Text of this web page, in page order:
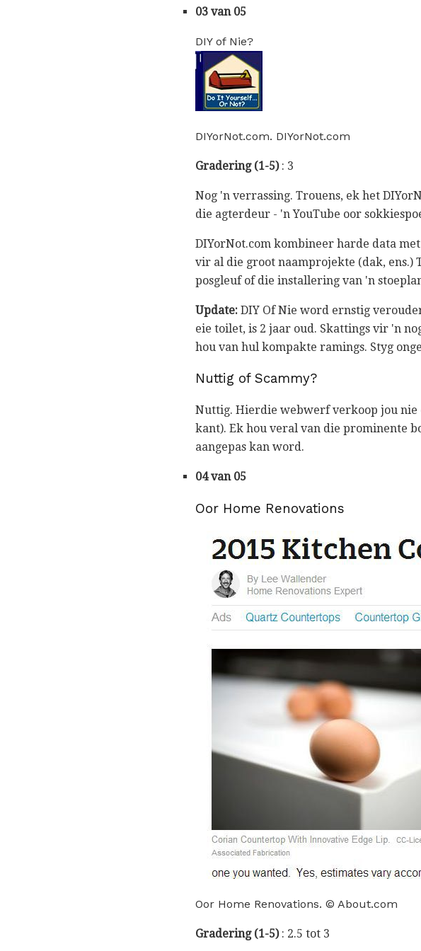
03 van 05
DIY of Nie?
DIYorNot.com. DIYorNot.com
Gradering (1-5): 3
Nog 'n verrassing. Trouens, ek het
die agterdeur - 'n YouTube oor
DIYorNot.com kombineer harde data
vir al die groot naamprojekte (dak, ens.)
posgleuf of die installering van 'n
Update: DIY Of Nie word ernstig
eie toilet, is 2 jaar oud. Skattings vir 'n
hou van hul kompakte ramings. Styg
Nuttig of Scammy?
Nuttig. Hierdie webwerf verkoop jou nie
kant). Ek hou veral van die prominente
aangepas kan word.
04 van 05
Oor Home Renovations
Oor Home Renovations. © About.com
Gradering (1-5): 2.5 tot 3